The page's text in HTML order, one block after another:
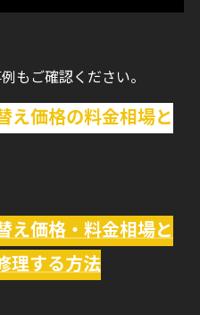
もご確認ください。
え価格の料金相場と
え価格・料金相場と
理する方法